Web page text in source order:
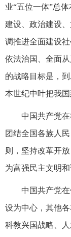
业“五位一体”总
建设、政治建设
调推进全面建设
依法治国、全面
的战略目标是，
本世纪中叶把我
中国共产党
团结全国各族人
则，坚持改革开
为富强民主文明
中国共产党
设为中心，其他
科教兴国战略、